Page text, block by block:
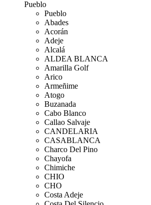
Pueblo
Pueblo
Abades
Acorán
Adeje
Alcalá
ALDEA BLANCA
Amarilla Golf
Arico
Armeñime
Atogo
Buzanada
Cabo Blanco
Callao Salvaje
CANDELARIA
CASABLANCA
Charco Del Pino
Chayofa
Chimiche
CHIO
CHO
Costa Adeje